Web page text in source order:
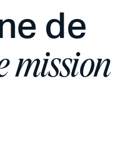
de
mission